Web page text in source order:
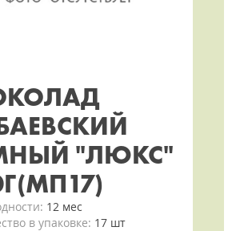
"ЛЮКС"
12 мес
в упаковке: 17 шт